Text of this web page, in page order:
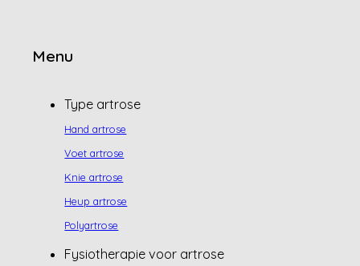
Menu
Type artrose
Hand artrose
Voet artrose
Knie artrose
Heup artrose
Polyartrose
Fysiotherapie voor artrose